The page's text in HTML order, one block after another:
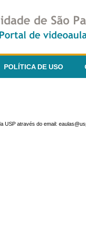
POLÍTICA DE USO
USP através do email: